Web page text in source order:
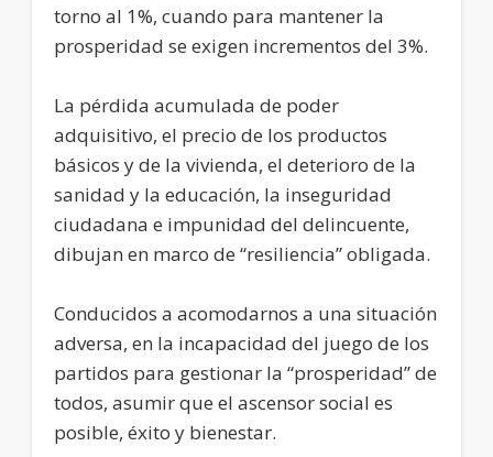
torno al 1%, cuando para mantener la
prosperidad se exigen incrementos del 3%.
La pérdida acumulada de poder
adquisitivo, el precio de los productos
básicos y de la vivienda, el deterioro de la
sanidad y la educación, la inseguridad
ciudadana e impunidad del delincuente,
dibujan en marco de “resiliencia” obligada.
Conducidos a acomodarnos a una situación
adversa, en la incapacidad del juego de los
partidos para gestionar la “prosperidad” de
todos, asumir que el ascensor social es
posible, éxito y bienestar.